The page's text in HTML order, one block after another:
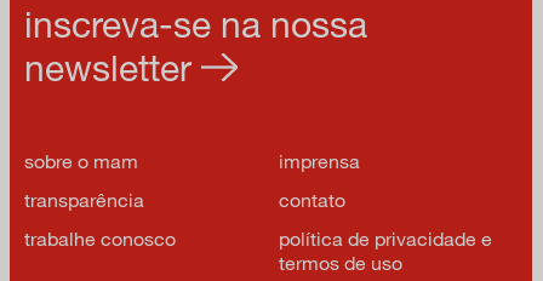
inscreva-se na nossa
newsletter
sobre o mam
imprensa
transparência
contato
trabalhe conosco
política de privacidade e
termos de uso